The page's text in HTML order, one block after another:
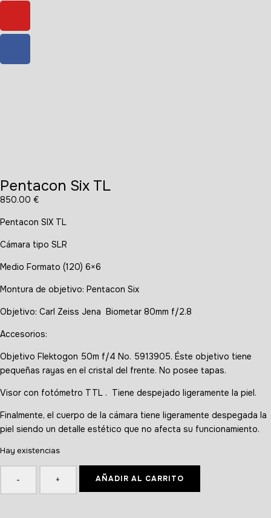
Pentacon Six TL
850.00 €
Pentacon SIX TL
Cámara tipo SLR
Medio Formato (120) 6×6
Montura de objetivo: Pentacon Six
Objetivo: Carl Zeiss Jena Biometar 80mm f/2.8
Accesorios:
Objetivo Flektogon 50m f/4 No. 5913905. Éste objetivo tiene
pequeñas rayas en el cristal del frente. No posee tapas.
Visor con fotómetro TTL . Tiene despejado ligeramente la piel.
Finalmente, el cuerpo de la cámara tiene ligeramente despegada la
piel siendo un detalle estético que no afecta su funcionamiento.
Hay existencias
- + AÑADIR AL CARRITO